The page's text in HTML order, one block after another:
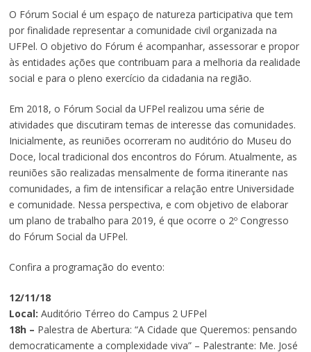
O Fórum Social é um espaço de natureza participativa que tem
por finalidade representar a comunidade civil organizada na
UFPel. O objetivo do Fórum é acompanhar, assessorar e propor
às entidades ações que contribuam para a melhoria da realidade
social e para o pleno exercício da cidadania na região.
Em 2018, o Fórum Social da UFPel realizou uma série de
atividades que discutiram temas de interesse das comunidades.
Inicialmente, as reuniões ocorreram no auditório do Museu do
Doce, local tradicional dos encontros do Fórum. Atualmente, as
reuniões são realizadas mensalmente de forma itinerante nas
comunidades, a fim de intensificar a relação entre Universidade
e comunidade. Nessa perspectiva, e com objetivo de elaborar
um plano de trabalho para 2019, é que ocorre o 2º Congresso
do Fórum Social da UFPel.
Confira a programação do evento:
12/11/18
Local: Auditório Térreo do Campus 2 UFPel
18h – Palestra de Abertura: “A Cidade que Queremos: pensando
democraticamente a complexidade viva” – Palestrante: Me. José